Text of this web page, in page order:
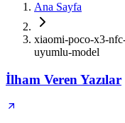
Ana Sayfa
xiaomi-poco-x3-
uyumlu-model
İlham Veren Yazılar